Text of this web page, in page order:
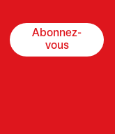
Abonnez-
vous
s’ouvre